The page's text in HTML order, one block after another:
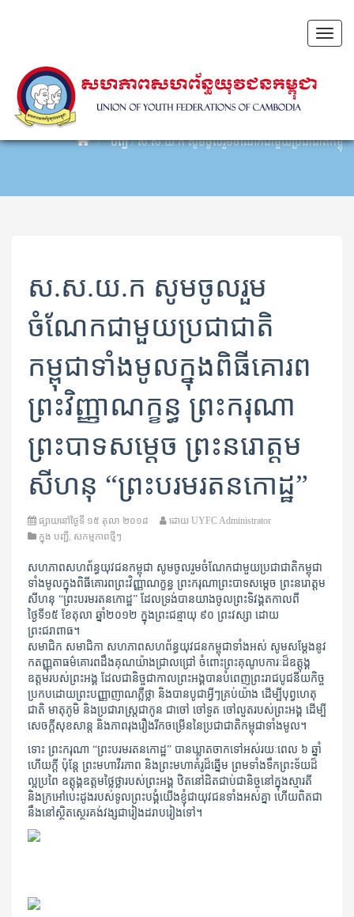
Toggle
បញ្ជី /ស.ស.យ.ក សូមចូលរួម​ចំណែក​ជាមួយ​ប្រជាជាតិ​កម្ពុជា​ទាំង
ស.ស.យ.ក សូមចូលរួម​
ចំណែក​ជាមួយ​ប្រជាជាតិ​
កម្ពុជា​ទាំងមូល​ក្នុងពិធី​គោរព​
ព្រះវិញ្ញាណក្ខន្ធ ​ព្រះករុណា
ព្រះបាទសម្តេច ព្រះនរោត្តម
សីហនុ “ព្រះបរមរតនកោដ្ឋ”
ផ្សាយនៅថ្ងៃទី ១៥ តុលា ២០១៨ ដោយ UYFC Administrator
ក្នុង បញ្ជី, សកម្មភាពថ្មីៗ
សហភាពសហព័ន្ធយុវជនកម្ពុជា សូមចូលរួមចំណែកជាមួយប្រជាជាតិកម្ពុជា
ទាំងមូលក្នុងពិធីគោរពព្រះវិញ្ញាណក្ខន្ធ ព្រះករុណា​ព្រះបាទ​សម្តេច ព្រះនរោត្តម
សីហនុ “ព្រះបរមរតនកោដ្ឋ” ដែលទ្រង់បានយាងចូលព្រះទិវង្គតកាលពី
ថ្ងៃទី១៥ ខែតុលា ឆ្នាំ២០១២ ក្នុងព្រះជន្មាយុ ៩០ ព្រះ​វស្សា ដោយ
ព្រះជរាពាធ។
សមា​ជិក សមាជិកា សហភាពសហព័ន្ធយុវជនកម្ពុជា​ទាំងអស់ សូម​សម្តែងនូវ​
កតញ្ញុតាធម៌គោរពដឹងគុណយ៉ាងជ្រាលជ្រៅ ចំពោះ​ព្រះគុណូ​បការៈ​ដ៏​ឧត្តុង្គ
ឧត្តមរបស់ព្រះអង្គ ដែលជានិច្ចជាកាលព្រះអង្គបានបំពេញព្រះរាជបូជនីយកិច្ច
ប្រកបដោយព្រះបញ្ញាញាណភ្លឺថ្លា និងបានបូជាអ្វីៗគ្រប់យ៉ាង ដើម្បីបុព្វហេតុ
ជាតិ មាតុភូមិ និងប្រជារាស្រ្តជាកូន ជាចៅ ចៅទួត ចៅលួតរបស់ព្រះអង្គ ដើម្បី
សេចក្ដីសុខសាន្ត និងភាពរុងរឿងរីកចម្រើននៃប្រជាជាតិកម្ពុជាទាំងមូល។
ទោះ ព្រះ​ករុណា “ព្រះបរមរតនកោដ្ឋ” បានឃ្លាតចាកទៅអស់រយៈពេល ៦ ឆ្នាំ
ហើយក្ដី ប៉ុន្តែ ព្រះមហាវីរភាព និងព្រះមហាគំរូដ៏ឆ្នើម ព្រម​ទាំង​​​ទឹក​ព្រះទ័យ​​ដ៏
ល្អ​ប្រពៃ ឧត្តុង្គ​ឧត្តម​ថ្លៃថ្លា​របស់ព្រះអង្គ ឋិតនៅដិតជាប់ជានិច្ចនៅក្នុងស្មារតី
និងក្រអៅ​បេះដូងរបស់​ទូលព្រះបង្គំ​យើង​ខ្ញុំ​ជា​យុវជន​ទាំងអស់​គ្នា ហើយ​ពិត​ជា
នឹង​នៅស្ថិត​ស្ថេរ​គង់វង្ស​ជារៀង​ដរាបរៀង​ទៅ។